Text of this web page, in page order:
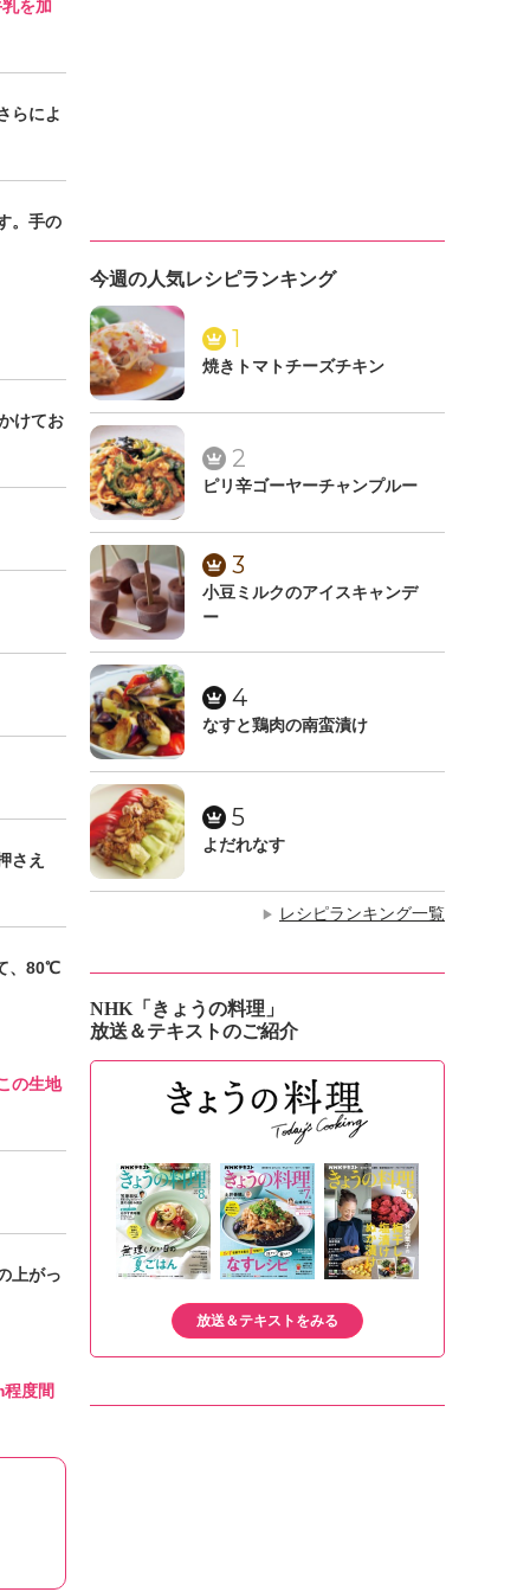
を加
らによ
。手の
けてお
さえ
、80℃
の生地
上がっ
度間
今週の人気レシピランキング
1
焼きトマトチーズチキン
2
ピリ辛ゴーヤーチャンプルー
3
小豆ミルクのアイスキャンデ
ー
4
なすと鶏肉の南蛮漬け
5
よだれなす
▶ レシピランキング一覧
NHK「きょうの料理」
放送＆テキストのご紹介
放送＆テキストをみる